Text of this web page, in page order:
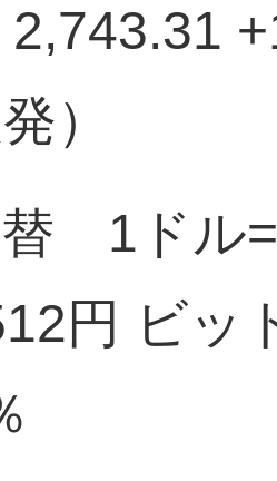
2,743.31
）
替 1ドル
円 ビ